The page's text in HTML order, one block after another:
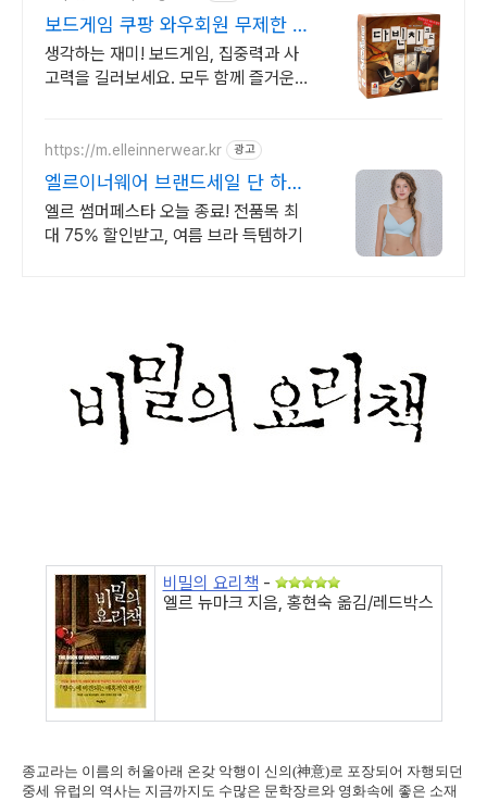
보드게임 쿠팡 와우회원 무제한 무
료배송
생각하는 재미! 보드게임, 집중력과 사
고력을 길러보세요. 모두 함께 즐거운
https://m.elleinnerwear.kr 광고
엘르이너웨어 브랜드세일 단 하루!
전품목 ~75%
엘르 썸머페스타 오늘 종료! 전품목 최
대 75% 할인받고, 여름 브라 득템하기
비밀의 요리책 -
엘르 뉴마크 지음, 홍현숙 옮김/레드박스
종교라는 이름의 허울아래 온갖 악행이 신의(神意)로 포장되어 자행되던
중세 유럽의 역사는 지금까지도 수많은 문학장르와 영화속에 좋은 소재